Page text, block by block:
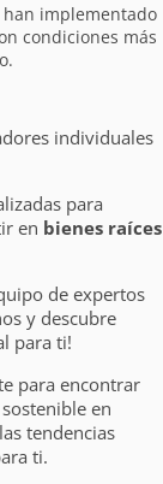
implementado
condiciones más
individuales
para
en bienes raíces
de expertos
y descubre
para ti!
para encontrar
en
tendencias
ti.